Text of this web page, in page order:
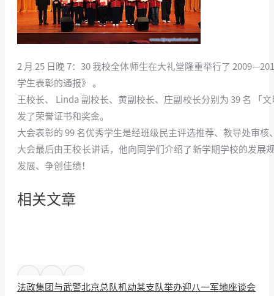
2 月 25 日晚 7：30 我校全体师生在大礼堂隆重举行了
学生表彰的通报》 。
王校长、 Linda 副校长、黄副校长、庄副校长分别为 39 名 「
发了荣誉证书和奖金。
大会表彰的 99 名优秀学生是经班级民主评选推荐、教导处审
大会最后由王校长讲话，他向同学们介绍了新学期学校的发展
发展、争创佳绩！
相关文章
法政集团与武警北京总队机动某支队举办迎八一军地座谈会